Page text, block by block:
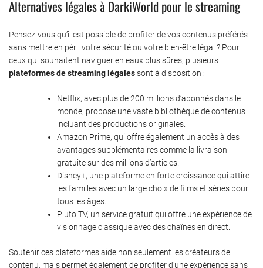
Alternatives légales à DarkiWorld pour le streaming
Pensez-vous qu’il est possible de profiter de vos contenus préférés
sans mettre en péril votre sécurité ou votre bien-être légal ? Pour
ceux qui souhaitent naviguer en eaux plus sûres, plusieurs
plateformes de streaming légalessont à disposition :
Netflix, avec plus de 200 millions d’abonnés dans le
monde, propose une vaste bibliothèque de contenus
incluant des productions originales.
Amazon Prime, qui offre également un accès à des
avantages supplémentaires comme la livraison
gratuite sur des millions d’articles.
Disney+, une plateforme en forte croissance qui attire
les familles avec un large choix de films et séries pour
tous les âges.
Pluto TV, un service gratuit qui offre une expérience de
visionnage classique avec des chaînes en direct.
Soutenir ces plateformes aide non seulement les créateurs de
contenu, mais permet également de profiter d’une expérience sans